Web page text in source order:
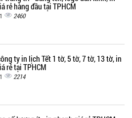
rẻ hàng đầu tại TPHCM
2460
ty in lịch Tết 1 tờ, 5 tờ, 7 tờ, 13 tờ, in
rẻ tại TPHCM
2214